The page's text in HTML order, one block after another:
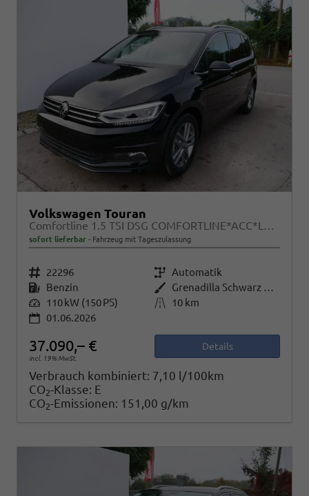
Volkswagen Touran
Comfortline 1.5 TSI DSG COMFORTLINE*ACC*LED*PDC*KAMERA*NAVI*SHZ* 7-SITZER 17-ZOLL
sofort lieferbar Fahrzeug mit Tageszulassung
Fahrzeugnr. 22296 Getriebe Automatik
Kraftstoff Benzin Außenfarbe
Grenadilla Schwarz Metallic
Leistung 110 kW (150 PS) Kilometerstand
10 km
01.06.2026
37.090,– €
incl. 19% MwSt.
Details
Verbrauch kombiniert: 7,10 l/100km
CO2-Klasse: E
CO2-Emissionen: 151,00 g/km